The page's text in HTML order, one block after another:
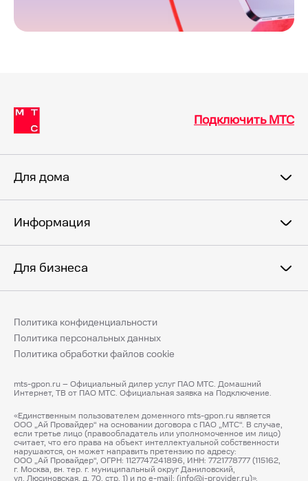
Подключить МТС
Для дома
Информация
Для бизнеса
Политика конфиденциальности
Политика персональных данных
Политика обработки файлов cookie
mts-gpon.ru – Официальный дилер услуг ПАО МТС. Домашний
Интернет, ТВ от ПАО МТС. Официальная заявка на Подключение.
«Единственным пользователем доменного mts-gpon.ru является
ООО „Ай Провайдер“ на основании договора с ПАО „МТС“. В случае,
если третье лицо (правообладатель или уполномоченное им лицо)
считает, что его права на объект интеллектуальной собственности
нарушаются, он может направить претензию по адресу:
ООО „Ай Провайдер“, ОГРН: 1127747241896, ИНН: 7721778777 (115162,
г. Москва, вн. тер. г. муниципальный округ Даниловский,
ул. Люсиновская, д. 70, стр. 1) и по e-mail: (info@i-provider.ru)».